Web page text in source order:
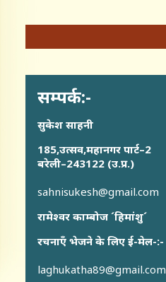
सम्पर्क:-
सुकेश साहनी
185,उत्सव,महानगर पार्ट–2
बरेली–243122 (उ.प्र.)
sahnisukesh@gmail.com
रामेश्वर काम्बोज ´हिमांशु´
रचनाएँ भेजने के लिए ई-मेल-:-
laghukatha89@gmail.com